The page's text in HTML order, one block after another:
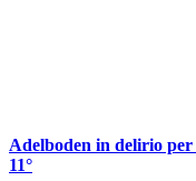
Adelboden in delirio
11°